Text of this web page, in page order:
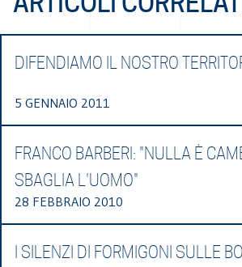
DIFENDIAMO IL NOSTRO
5 GENNAIO 2011
FRANCO BARBERI: "NULLA È
SBAGLIA L'UOMO"
28 FEBBRAIO 2010
I SILENZI DI FORMIGONI SULLE